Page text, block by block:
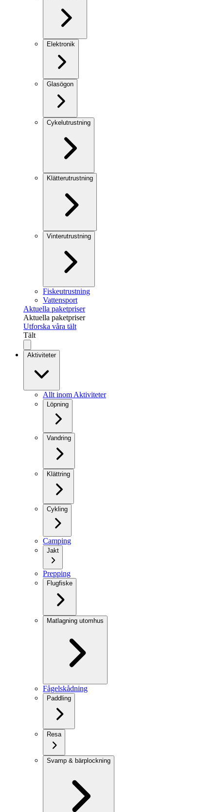
Elektronik
Glasögon
Cykelutrustning
Klätterutrustning
Vinterutrustning
Fiskeutrustning
Vattensport
Aktuella paketpriser
Aktuella paketpriser
Utforska våra tält
Tält
Aktiviteter
Allt inom Aktiviteter
Löpning
Vandring
Klättring
Cykling
Camping
Jakt
Prepping
Flugfiske
Matlagning utomhus
Fågelskådning
Paddling
Resa
Svamp & bärplockning